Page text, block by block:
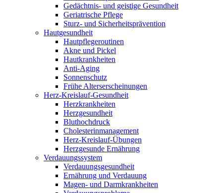
Gedächtnis- und geistige Gesundheit
Geriatrische Pflege
Sturz- und Sicherheitsprävention
Hautgesundheit
Hautpflegeroutinen
Akne und Pickel
Hautkrankheiten
Anti-Aging
Sonnenschutz
Frühe Alterserscheinungen
Herz-Kreislauf-Gesundheit
Herzkrankheiten
Herzgesundheit
Bluthochdruck
Cholesterinmanagement
Herz-Kreislauf-Übungen
Herzgesunde Ernährung
Verdauungssystem
Verdauungsgesundheit
Ernährung und Verdauung
Magen- und Darmkrankheiten